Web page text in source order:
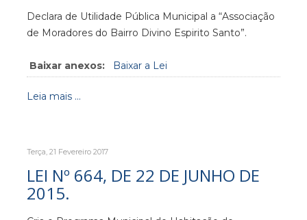
Declara de Utilidade Pública Municipal a “Associação
de Moradores do Bairro Divino Espirito Santo”.
Baixar anexos: Baixar a Lei
Leia mais ...
Terça, 21 Fevereiro 2017
LEI Nº 664, DE 22 DE JUNHO DE
2015.